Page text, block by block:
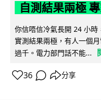
自測結果兩極
你信唔信冷氣長開 24 小
實測結果兩極，有人一個
過千。電力部門話不能...
36 分享